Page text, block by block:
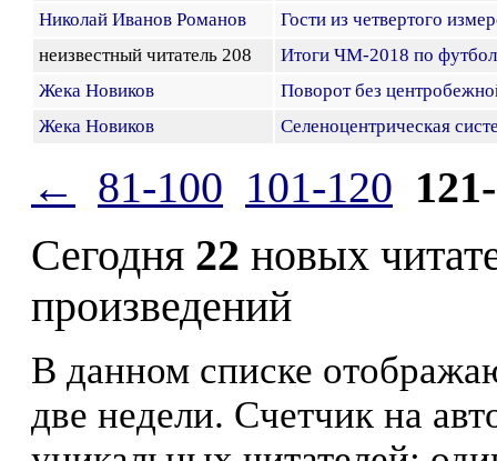
Николай Иванов Романов
Гости из четвертого
неизвестный читатель 208
Итоги ЧМ-2018 по
Жека Новиков
Поворот без
Жека Новиков
Селеноцентрическая
← 81-100 101-120
Сегодня 22 новых
произведений
В данном списке
две недели. Счетчик на